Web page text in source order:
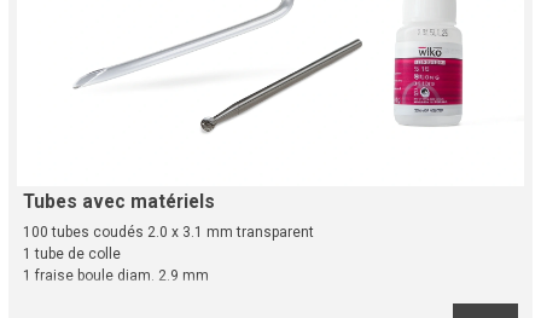
Tubes avec matériels
100 tubes coudés 2.0 x 3.1 mm transparent
1 tube de colle
1 fraise boule diam. 2.9 mm